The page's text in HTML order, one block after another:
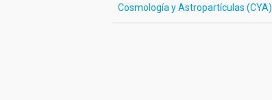
Cosmología y Astropartículas (CYA)